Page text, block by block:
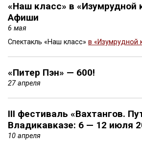
«Наш класс» в «Изумрудной
Афиши
6 мая
Спектакль «Наш класс» в «Изумрудной
«Питер Пэн» — 600!
27 апреля
III фестиваль «Вахтангов.
Владикавказе: 6 — 12 июля
10 апреля